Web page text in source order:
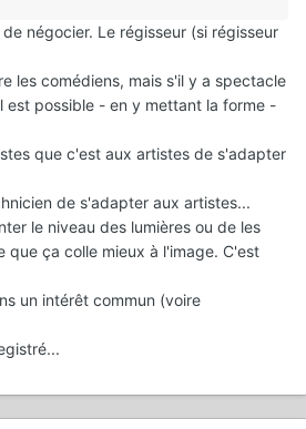
négocier. Le régisseur (si régisseur
les comédiens, mais s'il y a spectacle
est possible - en y mettant la forme -
que c'est aux artistes de s'adapter
de s'adapter aux artistes...
le niveau des lumières ou de les
que ça colle mieux à l'image. C'est
un intérêt commun (voire